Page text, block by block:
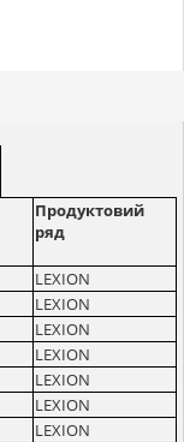
Продуктовий
ряд
LEXION
LEXION
LEXION
LEXION
LEXION
LEXION
LEXION